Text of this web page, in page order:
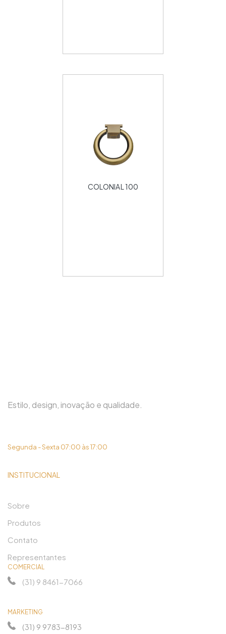
COLONIAL 100
Estilo, design, inovação e qualidade.
Segunda - Sexta 07:00 às 17:00
INSTITUCIONAL
Sobre
Produtos
Contato
Representantes
COMERCIAL
(31) 9 8461-7066
MARKETING
(31) 9 9783-8193